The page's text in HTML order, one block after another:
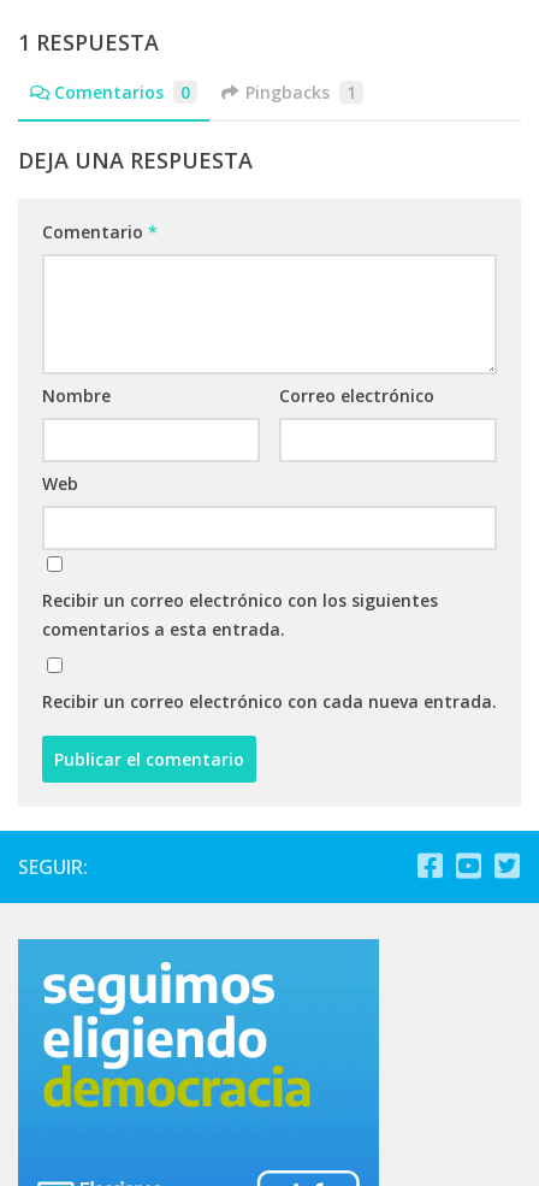
1 RESPUESTA
Comentarios 0 Pingbacks 1
DEJA UNA RESPUESTA
Comentario *
Nombre Correo electrónico
Web
Recibir un correo electrónico con los siguientes
comentarios a esta entrada.
Recibir un correo electrónico con cada nueva entrada.
SEGUIR: